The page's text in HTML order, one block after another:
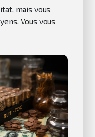
mais vous
Vous vous